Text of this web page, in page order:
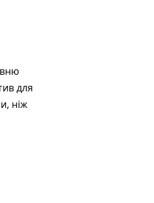
для
ніж